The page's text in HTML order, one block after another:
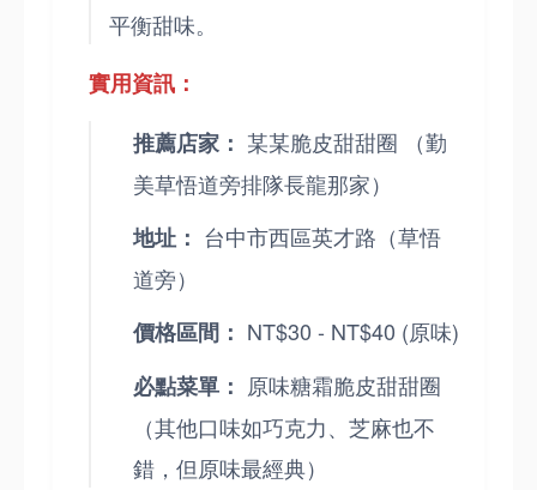
平衡甜味。
實用資訊：
推薦店家： 某某脆皮甜甜圈 （勤
美草悟道旁排隊長龍那家）
地址： 台中市西區英才路（草悟
道旁）
價格區間： NT$30 - NT$40 (原味)
必點菜單： 原味糖霜脆皮甜甜圈
（其他口味如巧克力、芝麻也不
錯，但原味最經典）